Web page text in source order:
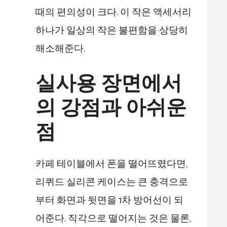
때의 편의성이 크다. 이 작은 액세서리
하나가 일상의 작은 불편함을 상당히
해소해준다.
실사용 장면에서
의 강점과 아쉬운
점
카페 테이블에서 폰을 떨어뜨렸다면,
리퀴드 실리콘 케이스는 큰 충격으로
부터 화면과 뒷면을 1차 방어선이 되
어준다. 직각으로 떨어지는 것은 물론,